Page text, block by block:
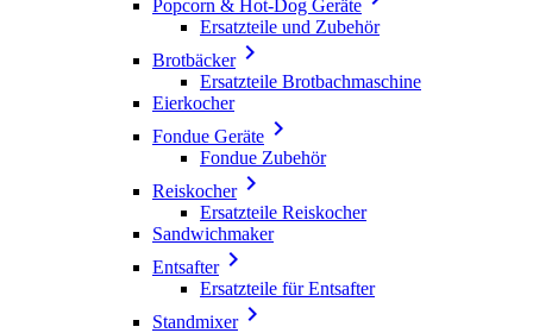
Popcorn & Hot-Dog Geräte
Ersatzteile und Zubehör
Brotbäcker
Ersatzteile Brotbachmaschine
Eierkocher
Fondue Geräte 
Fondue Zubehör
Reiskocher
Ersatzteile Reiskocher
Sandwichmaker
Entsafter
Ersatzteile für Entsafter
Standmixer